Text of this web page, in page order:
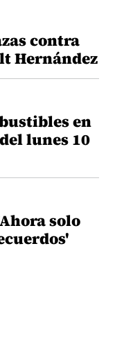
contra
Hernández
en
lunes 10
solo